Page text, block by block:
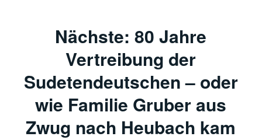
Nächste: 80 Jahre
Vertreibung der
Sudetendeutschen – oder
wie Familie Gruber aus
Zwug nach Heubach kam